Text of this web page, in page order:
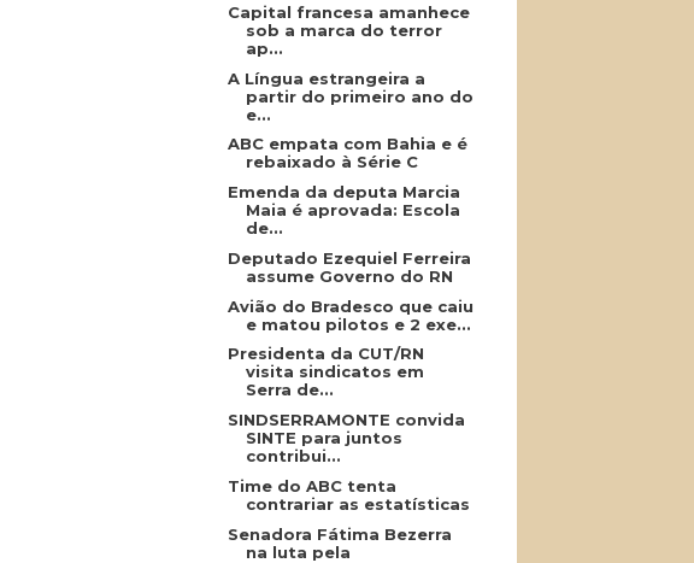
Capital francesa amanhece
sob a marca do terror
ap...
A Língua estrangeira a
partir do primeiro ano do
e...
ABC empata com Bahia e é
rebaixado à Série C
Emenda da deputa Marcia
Maia é aprovada: Escola
de...
Deputado Ezequiel Ferreira
assume Governo do RN
Avião do Bradesco que caiu
e matou pilotos e 2 exe...
Presidenta da CUT/RN
visita sindicatos em
Serra de...
SINDSERRAMONTE convida
SINTE para juntos
contribui...
Time do ABC tenta
contrariar as estatísticas
Senadora Fátima Bezerra
na luta pela